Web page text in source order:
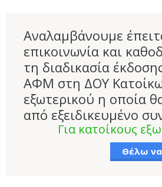
Αναλαμβάνουμε
επικοινωνία και
τη διαδικασία
ΑΦΜ στη ΔΟΥ
εξωτερικού η οποία
από εξειδικευμένο
Για κατοίκους
Θέλω